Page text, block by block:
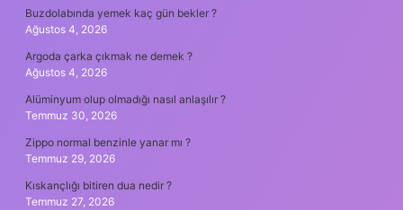
Buzdolabında yemek kaç gün bekler ?
Ağustos 4, 2026
Argoda çarka çıkmak ne demek ?
Ağustos 4, 2026
Alüminyum olup olmadığı nasıl anlaşılır ?
Temmuz 30, 2026
Zippo normal benzinle yanar mı ?
Temmuz 29, 2026
Kıskançlığı bitiren dua nedir ?
Temmuz 27, 2026